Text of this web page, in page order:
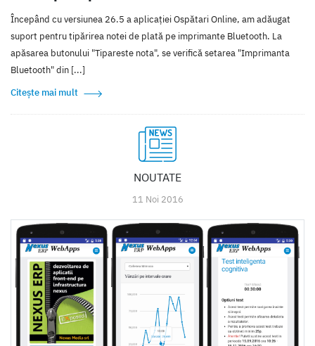
Începând cu versiunea 26.5 a aplicației Ospătari Online, am adăugat
suport pentru tipărirea notei de plată pe imprimante Bluetooth. La
apăsarea butonului "Tipareste nota", se verifică setarea "Imprimanta
Bluetooth" din [...]
Citește mai mult
NOUTATE
11 Noi 2016